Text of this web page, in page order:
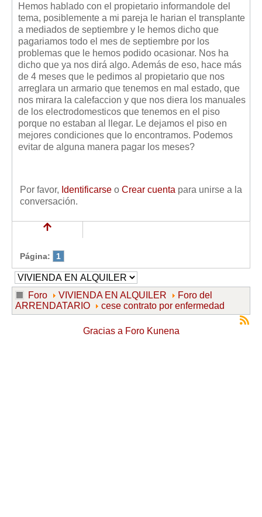
Hemos hablado con el propietario informandole del
tema, posiblemente a mi pareja le harian el transplante
a mediados de septiembre y le hemos dicho que
pagariamos todo el mes de septiembre por los
problemas que le hemos podido ocasionar. Nos ha
dicho que ya nos dirá algo. Además de eso, hace más
de 4 meses que le pedimos al propietario que nos
arreglara un armario que tenemos en mal estado, que
nos mirara la calefaccion y que nos diera los manuales
de los electrodomesticos que tenemos en el piso
porque no estaban al llegar. Le dejamos el piso en
mejores condiciones que lo encontramos. Podemos
evitar de alguna manera pagar los meses?
Por favor, Identificarse o Crear cuenta para unirse a la
conversación.
Página: 1
Foro VIVIENDA EN ALQUILER
Foro del
ARRENDATARIO
cese contrato por enfermedad
Gracias a Foro Kunena